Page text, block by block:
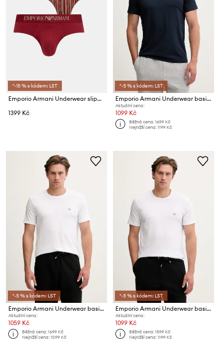
*-15 % s kódem: LST
Emporio Armani Underwear slipy pánské bavlněné s elastanem 2-pack
1399 Kč
*-5 % s kódem: LST
Emporio Armani Underwear basic tričko pánské bavlněné s elastanem 2-pack
Aktuální cena:
1099 Kč
Běžná cena:1699 Kč
Nejnižší cena:1199 Kč
*-5 % s kódem: LST
Emporio Armani Underwear basic tričko pánské bavlněné s elastanem 2-pack
Aktuální cena:
1059 Kč
Běžná cena:1699 Kč
Nejnižší cena:1099 Kč
*-5 % s kódem: LST
Emporio Armani Underwear basic tričko pánské bavlněné s elastanem 2-pack
Aktuální cena:
1099 Kč
Běžná cena:1599 Kč
Nejnižší cena:1199 Kč